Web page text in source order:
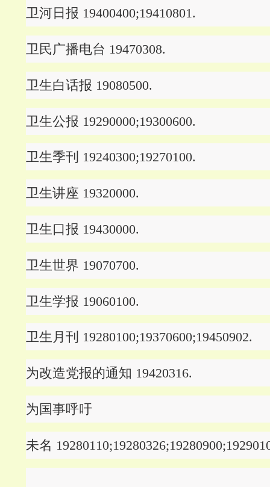
卫河日报 19400400;19410801.
卫民广播电台 19470308.
卫生白话报 19080500.
卫生公报 19290000;19300600.
卫生季刊 19240300;19270100.
卫生讲座 19320000.
卫生口报 19430000.
卫生世界 19070700.
卫生学报 19060100.
卫生月刊 19280100;19370600;19450902.
为改造党报的通知 19420316.
为国事呼吁
未名